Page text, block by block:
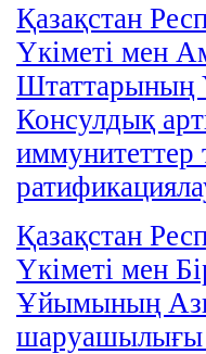
Қазақстан
Үкіметі мен
Штаттарының
Консулдық
иммунитеттер
Қазақстан
Үкіметі мен
Ұйымының